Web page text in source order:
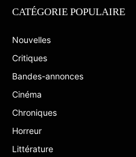
CATÉGORIE POPULAIRE
Nouvelles
Critiques
Bandes-annonces
Cinéma
Chroniques
Horreur
Littérature